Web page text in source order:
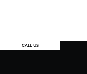
CALL US